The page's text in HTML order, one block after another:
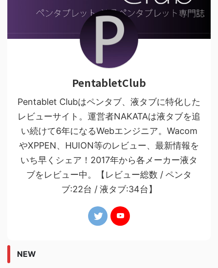
PentabletClub
Pentablet Clubはペンタブ、液タブに特化した
レビューサイト。運営者NAKATAは液タブを追
い続けて6年になるWebエンジニア。Wacom
やXPPEN、HUION等のレビュー、最新情報を
いち早くシェア！2017年から各メーカー液タ
ブをレビュー中。【レビュー総数 / ペンタ
ブ:22台 / 液タブ:34台】
NEW